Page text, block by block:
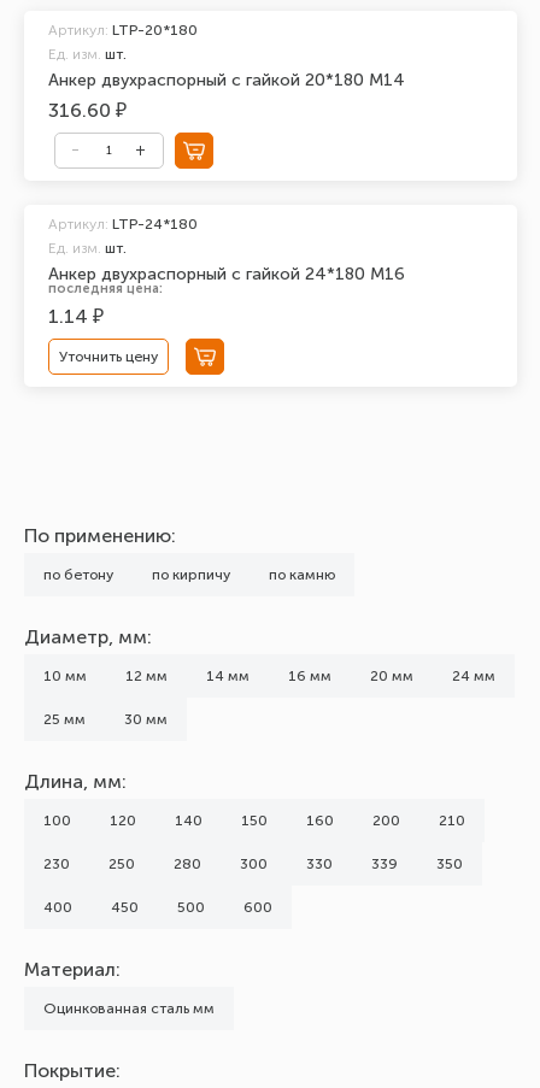
Анкер двухраспорный с гайкой 20*180 М14
Артикул: LTP-20*180
Ед. изм. шт.
316.60 ₽
Анкер двухраспорный с гайкой 24*180 М16
Артикул: LTP-24*180
Ед. изм. шт.
последняя цена:
1.14 ₽
Уточнить цену
По применению:
по бетону по кирпичу по камню
Диаметр, мм:
10 мм 12 мм 14 мм 16 мм 20 мм 24 мм
25 мм 30 мм
Длина, мм:
100 120 140 150 160 200 210
230 250 280 300 330 339 350
400 450 500 600
Материал:
Оцинкованная сталь мм
Покрытие: